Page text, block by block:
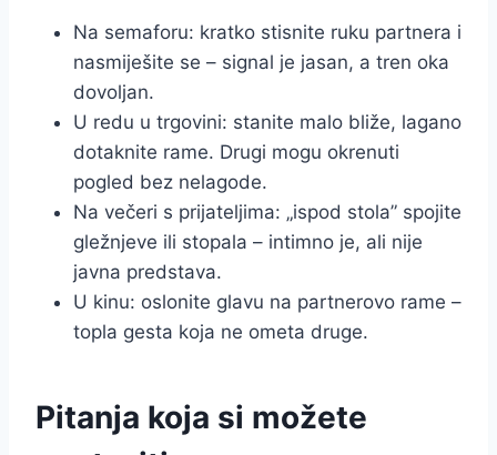
Na semaforu: kratko stisnite ruku partnera i
nasmiješite se – signal je jasan, a tren oka
dovoljan.
U redu u trgovini: stanite malo bliže, lagano
dotaknite rame. Drugi mogu okrenuti
pogled bez nelagode.
Na večeri s prijateljima: „ispod stola” spojite
gležnjeve ili stopala – intimno je, ali nije
javna predstava.
U kinu: oslonite glavu na partnerovo rame –
topla gesta koja ne ometa druge.
Pitanja koja si možete